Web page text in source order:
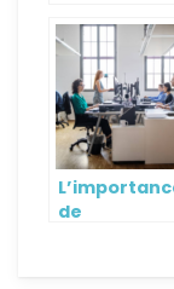
général
de